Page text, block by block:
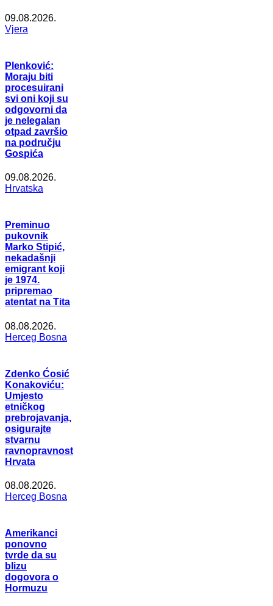
09.08.2026.
Vjera
Plenković:
Moraju biti
procesuirani
svi oni koji su
odgovorni da
je nelegalan
otpad završio
na području
Gospića
09.08.2026.
Hrvatska
Preminuo
pukovnik
Marko Stipić,
nekadašnji
emigrant koji
je 1974.
pripremao
atentat na Tita
08.08.2026.
Herceg Bosna
Zdenko Ćosić
Konakoviću:
Umjesto
etničkog
prebrojavanja,
osigurajte
stvarnu
ravnopravnost
Hrvata
08.08.2026.
Herceg Bosna
Amerikanci
ponovno
tvrde da su
blizu
dogovora o
Hormuzu